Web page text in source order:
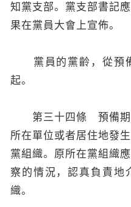
知黨支部。黨支部書記
果在黨員大會上宣佈。
黨員的黨齡，從預
起。
第三十四條 預備期
所在單位或者居住地發
黨組織。原所在黨組織
察的情況，認真負責地
織。